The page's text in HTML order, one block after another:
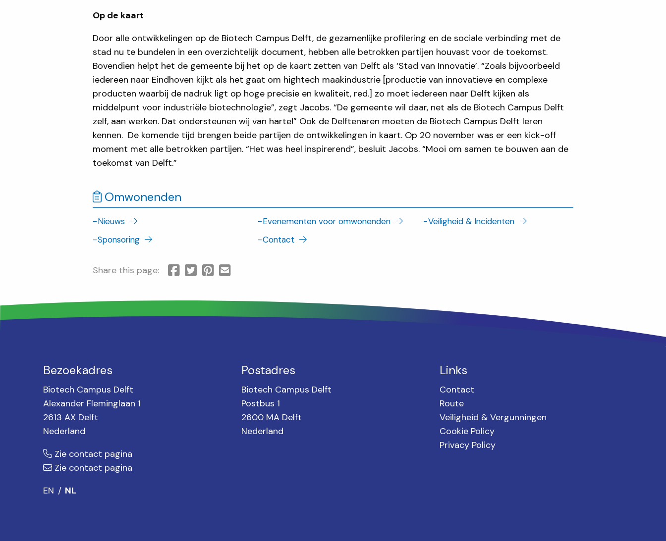
Op de kaart
Door alle ontwikkelingen op de Biotech Campus Delft, de gezamenlijke profilering en de sociale verbinding met de
stad nu te bundelen in een overzichtelijk document, hebben alle betrokken partijen houvast voor de toekomst.
Bovendien helpt het de gemeente bij het op de kaart zetten van Delft als ‘Stad van Innovatie’. “Zoals bijvoorbeeld
iedereen naar Eindhoven kijkt als het gaat om hightech maakindustrie [productie van innovatieve en complexe
producten waarbij de nadruk ligt op hoge precisie en kwaliteit, red.] zo moet iedereen naar Delft kijken als
middelpunt voor industriële biotechnologie”, zegt Jacobs. “De gemeente wil daar, net als de Biotech Campus Delft
zelf, aan werken. Dat ondersteunen wij van harte!” Ook de Delftenaren moeten de Biotech Campus Delft leren
kennen. De komende tijd brengen beide partijen de ontwikkelingen in kaart. Op 20 november was er een kick-off
moment met alle betrokken partijen. “Het was heel inspirerend”, besluit Jacobs. “Mooi om samen te bouwen aan de
toekomst van Delft.”
Omwonenden
-Nieuws -Evenementen voor omwonenden -Veiligheid & Incidenten
-Sponsoring -Contact
Share this page:
Bezoekadres
Biotech Campus Delft
Alexander Fleminglaan 1
2613 AX Delft
Nederland
Zie contact pagina
Zie contact pagina
EN
NL
Postadres
Biotech Campus Delft
Postbus 1
2600 MA Delft
Nederland
Links
Contact
Route
Veiligheid & Vergunningen
Cookie Policy
Privacy Policy